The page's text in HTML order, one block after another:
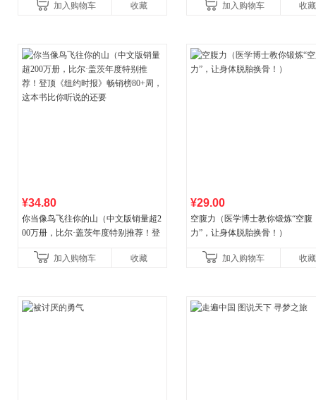
《财富》重磅推荐！知名金
加入购物车 收藏 加入购物车 收藏
¥34.80
你当像鸟飞往你的山（中文版销量超2
00万册，比尔·盖茨年度特别推荐！登
比你听说的还要
加入购物车 收藏
¥29.00
空腹力（医学博士教你锻炼“空腹
力”，让身体脱胎换骨！）
加入购物车 收藏